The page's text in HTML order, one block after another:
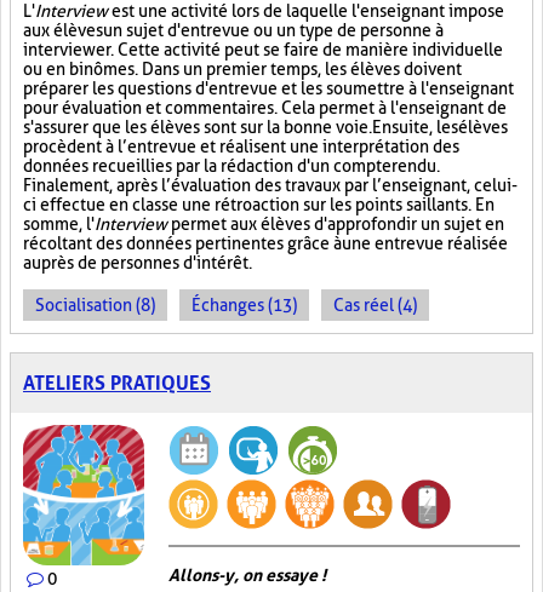
L'Interviewest une activité lors de laquelle l'enseignant impose
aux élèves un sujet d'entrevue ou un type de personne à
interviewer. Cette activité peut se faire de manière individuelle
ou en binômes. Dans un premier temps, les élèves doivent
préparer les questions d'entrevue et les soumettre à l'enseignant
pour évaluation et commentaires. Cela permet à l'enseignant de
s'assurer que les élèves sont sur la bonne voie. Ensuite, les élèves
procèdent à l’entrevue et réalisent une interprétation des
données recueillies par la rédaction d'un compte rendu.
Finalement, après l’évaluation des travaux par l’enseignant, celui-
ci effectue en classe une rétroaction sur les points saillants. En
somme, l'Interviewpermet aux élèves d'approfondir un sujet en
récoltant des données pertinentes grâce à une entrevue réalisée
auprès de personnes d'intérêt.
Socialisation (8) Échanges (13) Cas réel (4)
ATELIERS PRATIQUES
0 Allons-y, on essaye !